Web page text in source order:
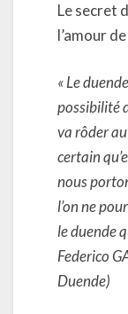
Le secret
l’amour
« Le
possibilité
va rôder
certain
nous
l’on ne
le duende
Federico
Duende)